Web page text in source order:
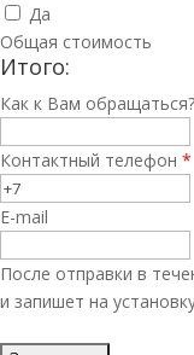
Да
Общая стоимость
Итого:
Как к Вам обращаться?
Контактный телефон *
E-mail
После отправки в
и запишет на